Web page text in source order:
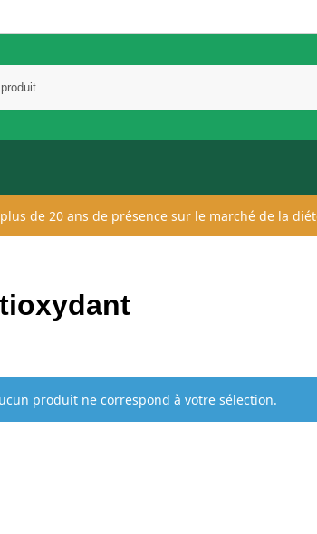
de 20 ans de présence sur le marché de la
produit ne correspond à votre sélection.